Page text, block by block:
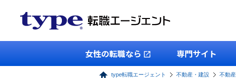
女性の転職なら 専門サイト
type転職エージェント 不動産・建設 不動